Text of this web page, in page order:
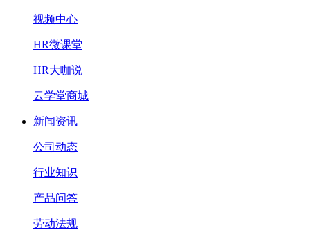
视频中心
HR微课堂
HR大咖说
云学堂商城
新闻资讯
公司动态
行业知识
产品问答
劳动法规